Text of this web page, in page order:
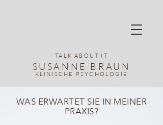
TALK ABOUT IT
SUSANNE BRAUN
KLINISCHE PSYCHOLOGIE
WAS ERWARTET SIE IN MEINER
PRAXIS?